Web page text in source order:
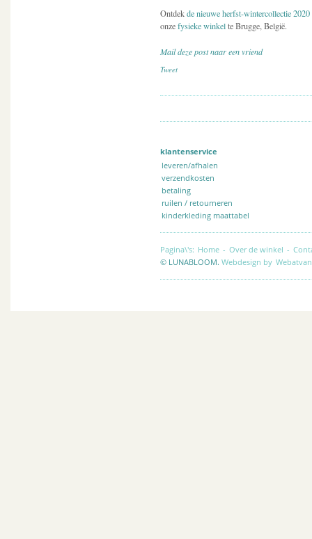
Ontdekde nieuwe herfst-wintercollectie 2020
onzefysieke winkelte Brugge, België.
Mail deze post naar een vriend
Tweet
klantenservice
leveren/afhalen
verzendkosten
betaling
ruilen / retourneren
kinderkleding maattabel
Pagina\'s: Home - Over de winkel -
© LUNABLOOM. Webdesign by